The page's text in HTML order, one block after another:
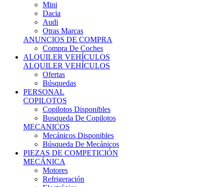
Audi
Otras Marcas
ANUNCIOS DE COMPRA
Compra De Coches
ALQUILER VEHÍCULOS
ALQUILER VEHÍCULOS
Ofertas
Búsquedas
PERSONAL
COPILOTOS
Copilotos Disponibles
Busqueda De Copilotos
MECANICOS
Mecánicos Disponibles
Búsqueda De Mecánicos
PIEZAS DE COMPETICIÓN
MECÁNICA
Motores
Refrigeración
Electrónica
Cajas De Cambio